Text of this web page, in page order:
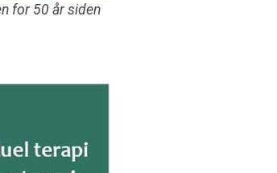
for 50 år siden